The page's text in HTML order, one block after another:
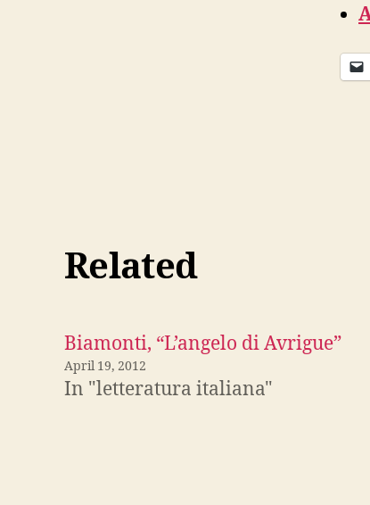
Related
Biamonti, “L’angelo di Avrigue”
April 19, 2012
In "letteratura italiana"